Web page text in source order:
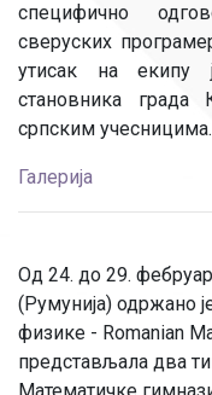
специфично
сверуских
утисак на екипу
становника града
српским учесницима.
Галерија
Од 24. до 29.
(Румунија) одржано
физике - Romanian
представљала два